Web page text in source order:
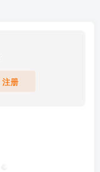
注册